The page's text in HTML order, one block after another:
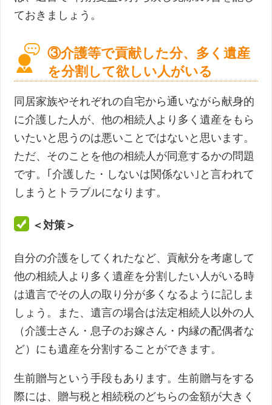
ておきましょう。
③介護等で貢献した分、多く遺産
を分割して欲しい人がいる
同居家族やそれぞれの自宅から通いながら献身的
に介護した人が、他の相続人より多く遺産をもら
いたいと思うのは悪いことではないと思います。
ただ、そのことを他の相続人が同意するかの問題
です。｢介護した・しないは関係ない｣と言われて
しまうとトラブルになります。
＜対策＞
自分の介護をしてくれたなど、貢献分を考慮して
他の相続人より多く遺産を分割したい人がいる時
は遺言でその人の取り分が多くなるように記しま
しょう。また、遺言の場合は法定相続人以外の人
（介護士さん・息子のお嫁さん・内縁の配偶者な
ど）にも遺産を分割することができます。
生前贈与という手段もあります。生前贈与をする
際には、贈与税と相続税のどちらの金額が大きく